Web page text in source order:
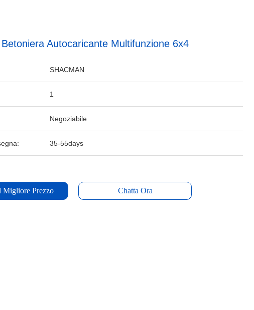
Autocaricante Multifunzione 6x4
SHACMAN
1
Negoziabile
35-55days
Migliore Prezzo Chatta Ora